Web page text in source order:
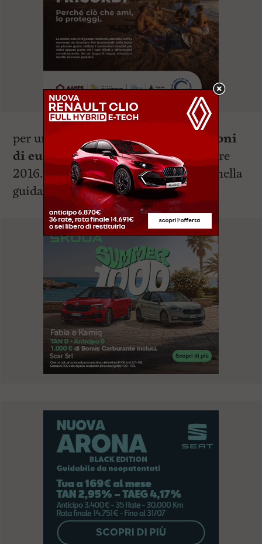
per un investimento di circa
1,5 milioni
di euro
, è previsto entro il 16 dicembre
2016. Anasraccomanda prudenza
nella
guida.